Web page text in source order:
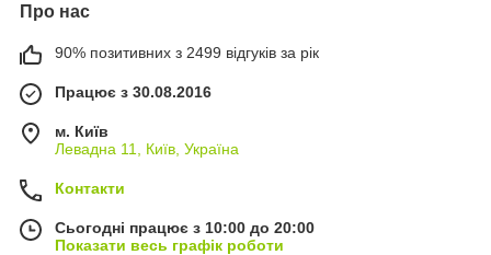
Про нас
90% позитивних з 2499 відгуків за рік
Працює з 30.08.2016
м. Київ
Левадна 11, Київ, Україна
Контакти
Сьогодні працює з 10:00 до 20:00
Показати весь графік роботи